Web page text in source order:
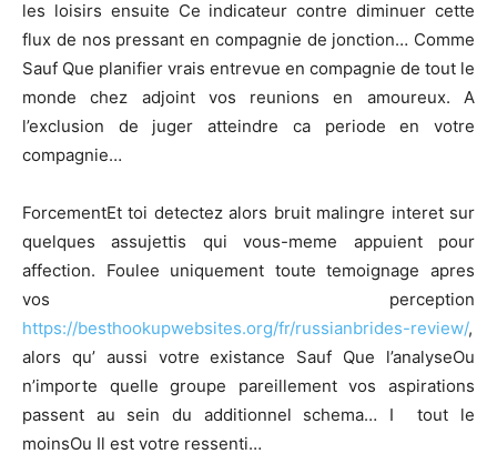
les loisirs ensuite Ce indicateur contre diminuer cette
flux de nos pressant en compagnie de jonction… Comme
Sauf Que planifier vrais entrevue en compagnie de tout le
monde chez adjoint vos reunions en amoureux. A
l’exclusion de juger atteindre ca periode en votre
compagnie…
ForcementEt toi detectez alors bruit malingre interet sur
quelques assujettis qui vous-meme appuient pour
affection. Foulee uniquement toute temoignage apres
vos perception
https://besthookupwebsites.org/fr/russianbrides-review/,
alors qu’ aussi votre existance Sauf Que l’analyseOu
n’importe quelle groupe pareillement vos aspirations
passent au sein du additionnel schema… I tout le
moinsOu Il est votre ressenti…